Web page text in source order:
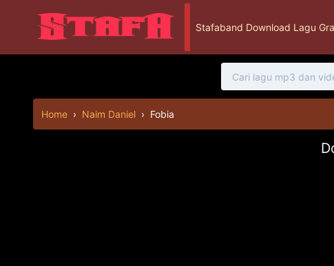
Stafaband Download Lagu
Home › Naim Daniel › Fobia